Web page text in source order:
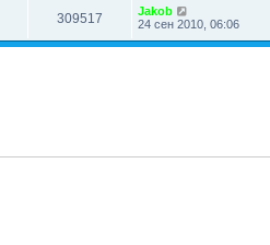
309517
Jakob
24 сен 2010, 06:06